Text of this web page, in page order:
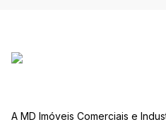
A MD Imóveis Comerciais e